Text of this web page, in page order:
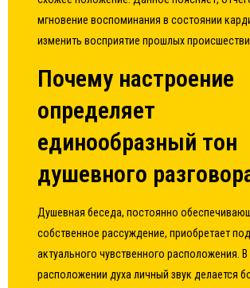
мгновение воспоминания в состоянии
изменить восприятие прошлых
Почему настроение
определяет
единообразный тон
душевного
Душевная беседа, постоянно
собственное рассуждение, приобретает
актуального чувственного расположения.
расположении духа личный звук делается